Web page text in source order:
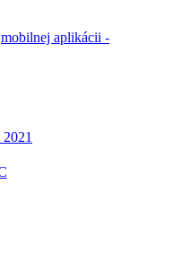
mobilnej aplikácii -